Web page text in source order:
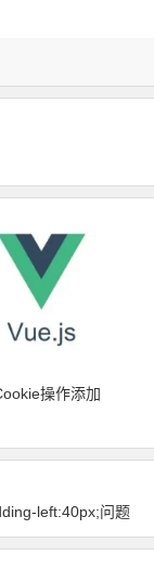
操作添加
left:40px;问题